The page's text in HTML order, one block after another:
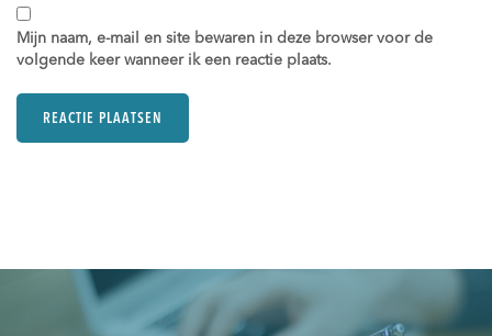
Mijn naam, e-mail en site bewaren in deze browser voor de
volgende keer wanneer ik een reactie plaats.